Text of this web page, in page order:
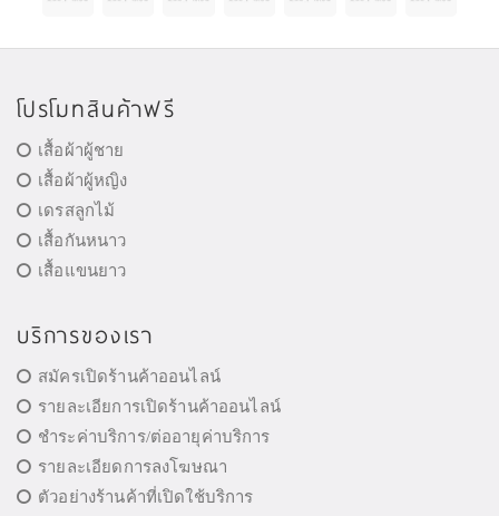
โปรโมทสินค้าฟรี
เสื้อผ้าผู้ชาย
เสื้อผ้าผู้หญิง
เดรสลูกไม้
เสื้อกันหนาว
เสื้อแขนยาว
บริการของเรา
สมัครเปิดร้านค้าออนไลน์
รายละเอียการเปิดร้านค้าออนไลน์
ชำระค่าบริการ/ต่ออายุค่าบริการ
รายละเอียดการลงโฆษณา
ตัวอย่างร้านค้าที่เปิดใช้บริการ